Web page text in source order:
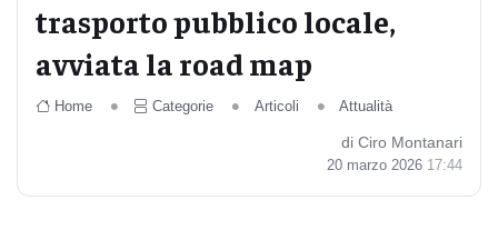
trasporto pubblico locale,
avviata la road map
Home Categorie Articoli Attualità
di Ciro Montanari
20 marzo 2026 17:44